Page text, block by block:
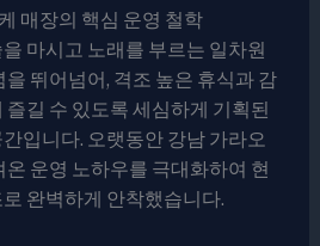
매장의 핵심 운영 철학
마시고 노래를 부르는 일차원
뛰어넘어, 격조 높은 휴식과 감
길 수 있도록 세심하게 기획된
입니다. 오랫동안 강남 가라오
운영 노하우를 극대화하여 현
완벽하게 안착했습니다.